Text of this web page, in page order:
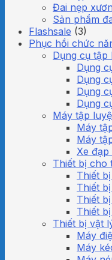
Đai nẹp
Sản phẩm
Flashsale (3)
Phục hồi chức
Dụng cụ tập
Dụng
Dụng
Dụng
Dụng
Máy tập
Máy
Máy
Xe
Thiết bị cho
Thiết
Thiết
Thiết
Thiết
Thiết bị vật
Máy
Máy